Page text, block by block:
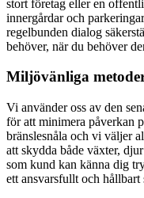
stort företag eller en
innergårdar och
regelbunden dialog
behöver, när du behöver
Miljövänliga
Vi använder oss av den
för att minimera påverkan
bränslesnåla och vi väljer
att skydda både växter,
som kund kan känna dig
ett ansvarsfullt och hållbart